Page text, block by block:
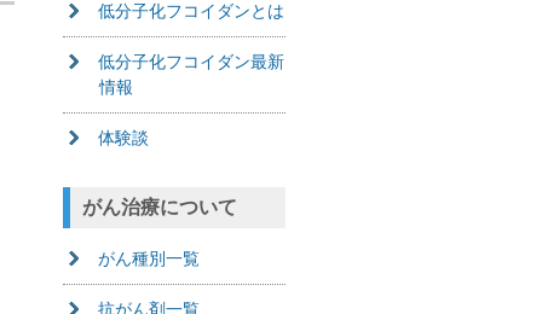
低分子化フコイダンとは
低分子化フコイダン最新
情報
体験談
がん治療について
がん種別一覧
抗がん剤一覧